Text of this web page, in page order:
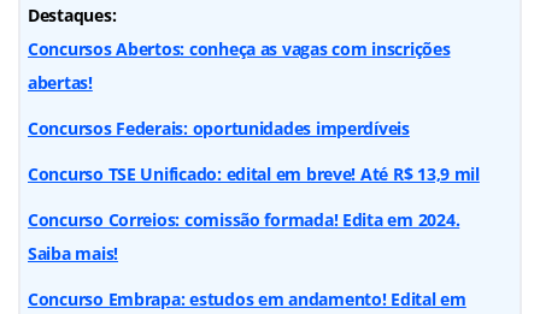
Destaques:
Concursos Abertos: conheça as vagas com inscrições
abertas!
Concursos Federais: oportunidades imperdíveis
Concurso TSE Unificado: edital em breve! Até R$ 13,9 mil
Concurso Correios: comissão formada! Edita em 2024.
Saiba mais!
Concurso Embrapa: estudos em andamento! Edital em